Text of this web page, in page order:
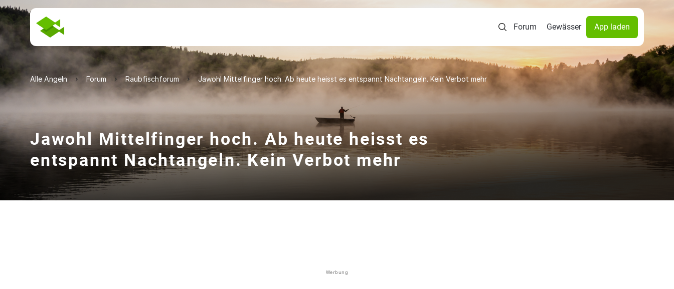
Forum Gewässer App laden
Alle Angeln Forum Raubfischforum Jawohl Mittelfinger hoch. Ab heute heisst es entspannt Nachtangeln. Kein Verbot mehr
Jawohl Mittelfinger hoch. Ab heute heisst es
entspannt Nachtangeln. Kein Verbot mehr
Werbung